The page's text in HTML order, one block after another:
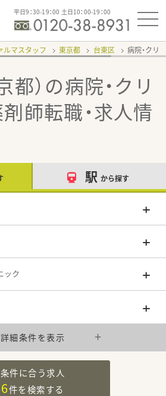
平日9：30-19：00 土日10：00-19：00
ルマスタッフ 東京都 台東区 病院・クリ
都）の病院・クリ
師転職・求人情
駅 から探す
ック
詳細条件を表示
条件に合う求人
6件を検索する